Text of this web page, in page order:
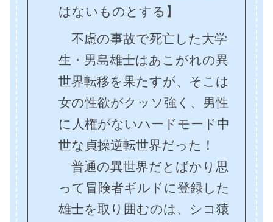
はないものとする】
不慮の事故で死亡した大学
生・男島雄士はあこがれの異
世界転移を果たすが、そこは
女の性欲がクッソ強く、男性
に人権がないハードモード中
世な貞操逆転世界だった！
普通の異世界だとばかり思
って冒険者ギルドに登録した
雄士を取り囲むのは、シコ猿